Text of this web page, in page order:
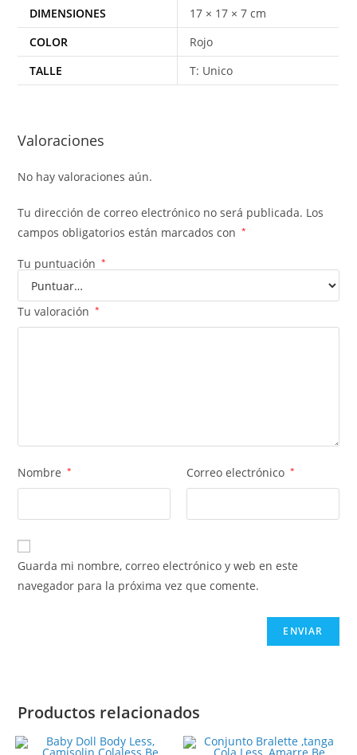
DIMENSIONES
17 × 17 × 7 cm
COLOR
Rojo
TALLE
T: Unico
Valoraciones
No hay valoraciones aún.
Tu dirección de correo electrónico no será publicada. Los
campos obligatorios están marcados con
*
Tu puntuación *
Tu valoración *
Nombre * Correo electrónico *
Guarda mi nombre, correo electrónico y web en este
navegador para la próxima vez que comente.
Productos relacionados